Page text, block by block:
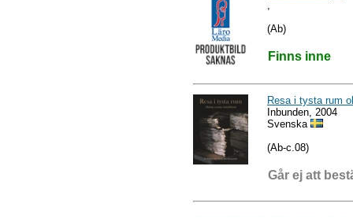
(Ab)
Finns inne
Resa i tysta rum
Inbunden, 2004
Svenska
(Ab-c.08)
Går ej att